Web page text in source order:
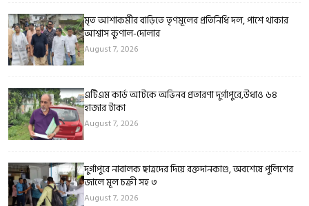
মৃত আশাকর্মীর বাড়িতে তৃণমূলের প্রতিনিধি দল, পাশে থাকার
আশ্বাস কুণাল-দোলার
August 7, 2026
এটিএম কার্ড আটকে অভিনব প্রতারণা দুর্গাপুরে,উধাও ৬৪
হাজার টাকা
August 7, 2026
দুর্গাপুরে নাবালক ছাত্রদের দিয়ে রক্তদানকাণ্ড, অবশেষে পুলিশের
জালে মূল চক্রী সহ ৩
August 7, 2026